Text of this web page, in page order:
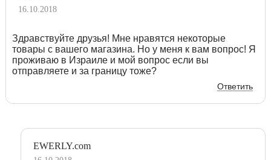
16.10.2018
Здравствуйте друзья! Мне нравятся некоторые
товары с вашего магазина. Но у меня к вам вопрос! Я
проживаю в Израиле и мой вопрос если вы
отправляете и за границу тоже?
Ответить
EWERLY.com